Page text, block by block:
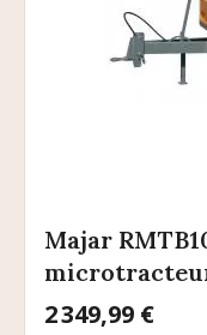
Majar
Prix
2 349,99 €